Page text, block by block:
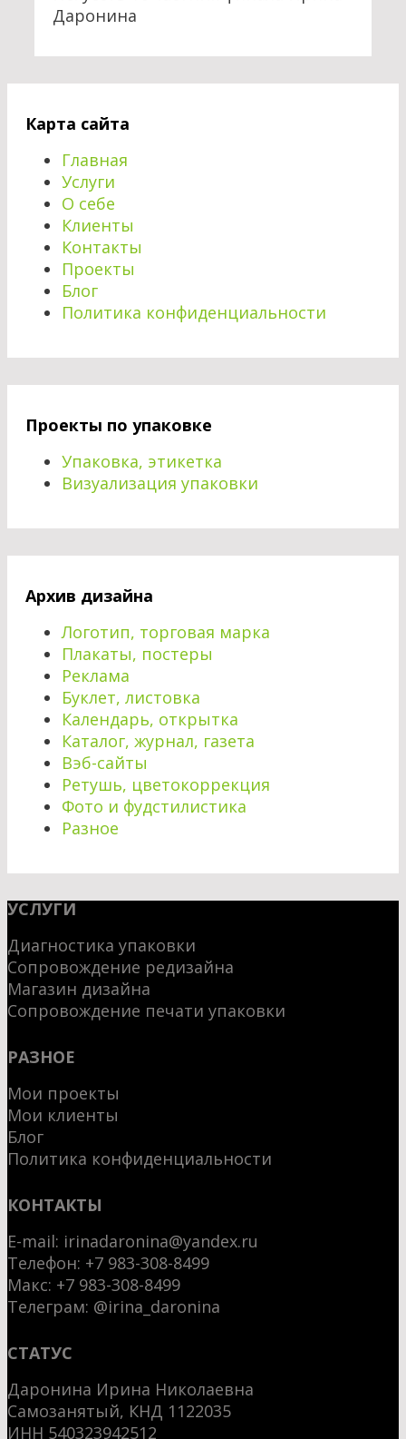
Даронина
Карта сайта
Главная
Услуги
О себе
Клиенты
Контакты
Проекты
Блог
Политика конфиденциальности
Проекты по упаковке
Упаковка, этикетка
Визуализация упаковки
Архив дизайна
Логотип, торговая марка
Плакаты, постеры
Реклама
Буклет, листовка
Календарь, открытка
Каталог, журнал, газета
Вэб-сайты
Ретушь, цветокоррекция
Фото и фудстилистика
Разное
УСЛУГИ
Диагностика упаковки
Сопровождение редизайна
Магазин дизайна
Сопровождение печати упаковки
РАЗНОЕ
Мои проекты
Мои клиенты
Блог
Политика конфиденциальности
КОНТАКТЫ
E-mail: irinadaronina@yandex.ru
Телефон: +7 983-308-8499
Макс: +7 983-308-8499
Телеграм: @irina_daronina
СТАТУС
Даронина Ирина Николаевна
Самозанятый, КНД 1122035
ИНН 540323942512